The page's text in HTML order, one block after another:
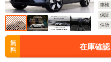
車検
保証
住所
無
料
在庫確